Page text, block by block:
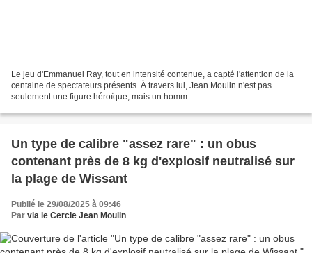
Le jeu d'Emmanuel Ray, tout en intensité contenue, a capté l'attention de la
centaine de spectateurs présents. À travers lui, Jean Moulin n'est pas
seulement une figure héroïque, mais un homm...
Un type de calibre "assez rare" : un obus
contenant près de 8 kg d'explosif neutralisé sur
la plage de Wissant
Publié le 29/08/2025 à 09:46
Par via le Cercle Jean Moulin